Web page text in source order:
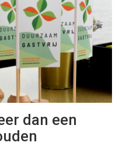
dan een